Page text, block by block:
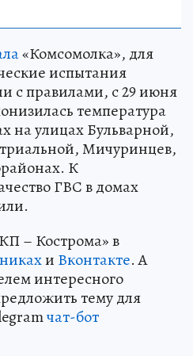
«Комсомолка», для
испытания
с правилами, с 29 июня
температура
на улицах Бульварной,
Мичуринцев,
К
ГВС в домах
– Кострома» в
и Вконтакте. А
интересного
тему для
чат-бот